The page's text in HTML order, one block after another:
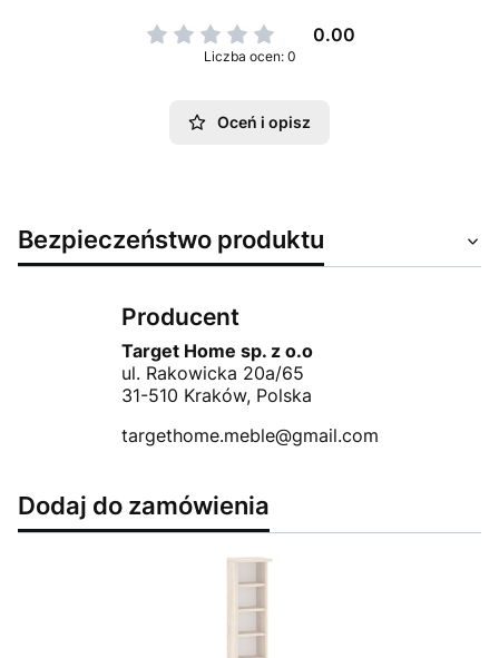
0.00
Liczba ocen: 0
Oceń i opisz
Bezpieczeństwo produktu
Producent
Target Home sp. z o.o
ul. Rakowicka 20a/65
31-510 Kraków, Polska
targethome.meble@gmail.com
Dodaj do zamówienia